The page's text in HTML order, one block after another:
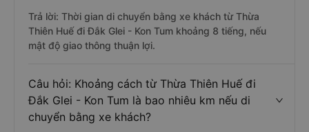
Trả lời: Thời gian di chuyển bằng xe khách từ Thừa
Thiên Huế đi Đắk Glei - Kon Tum khoảng 8 tiếng, nếu
mật độ giao thông thuận lợi.
Câu hỏi: Khoảng cách từ Thừa Thiên Huế đi
Đắk Glei - Kon Tum là bao nhiêu km nếu di
chuyển bằng xe khách?